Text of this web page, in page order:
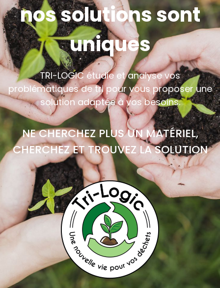
nos solutions sont
uniques
TRI-LOGIC étudie et analyse vos
problématiques de tri pour vous proposer une
solution adaptée à vos besoins.
NE CHERCHEZ PLUS UN MATÉRIEL,
CHERCHEZ ET TROUVEZ LA SOLUTION